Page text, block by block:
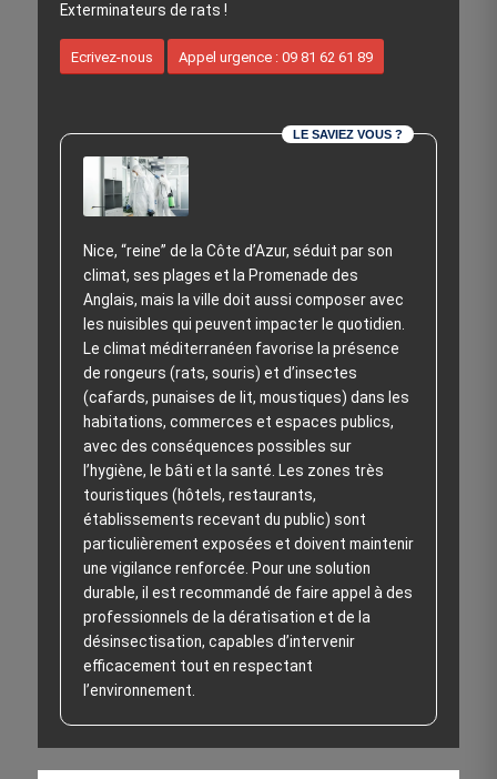
Exterminateurs de rats !
Ecrivez-nous Appel urgence : 09 81 62 61 89
LE SAVIEZ VOUS ?
Nice, “reine” de la Côte d’Azur, séduit par son
climat, ses plages et la Promenade des
Anglais, mais la ville doit aussi composer avec
les nuisibles qui peuvent impacter le quotidien.
Le climat méditerranéen favorise la présence
de rongeurs (rats, souris) et d’insectes
(cafards, punaises de lit, moustiques) dans les
habitations, commerces et espaces publics,
avec des conséquences possibles sur
l’hygiène, le bâti et la santé. Les zones très
touristiques (hôtels, restaurants,
établissements recevant du public) sont
particulièrement exposées et doivent maintenir
une vigilance renforcée. Pour une solution
durable, il est recommandé de faire appel à des
professionnels de la dératisation et de la
désinsectisation, capables d’intervenir
efficacement tout en respectant
l’environnement.